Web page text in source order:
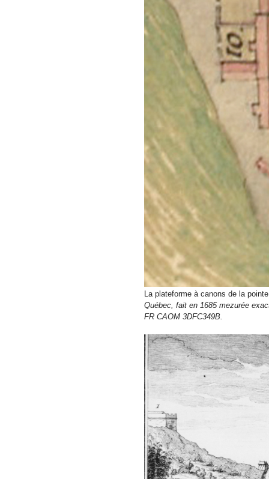
La plateforme à canons de la
Québec, fait en 1685 mezurée
FR CAOM 3DFC349B.